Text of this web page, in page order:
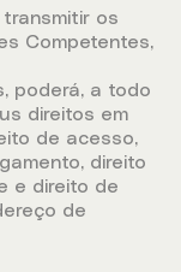
transmitir os
Competentes,
poderá, a todo
direitos em
de acesso,
direito
e direito de
de